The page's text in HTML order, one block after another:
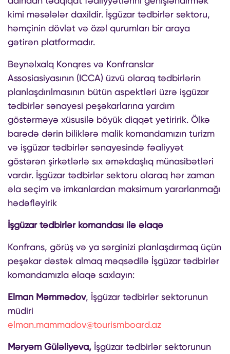
kimi məsələlər daxildir. İşgüzar tədbirlər sektoru,
həmçinin dövlət və özəl qurumları bir araya
gətirən platformadır.
Beynəlxalq Konqres və Konfranslar
Assosiasiyasının (ICCA) üzvü olaraq tədbirlərin
planlaşdırılmasının bütün aspektləri üzrə işgüzar
tədbirlər sənayesi peşəkarlarına yardım
göstərməyə xüsusilə böyük diqqət yetiririk. Ölkə
barədə dərin biliklərə malik komandamızın turizm
və işgüzar tədbirlər sənayesində fəaliyyət
göstərən şirkətlərlə sıx əməkdaşlıq münasibətləri
vardır. İşgüzar tədbirlər sektoru olaraq hər zaman
əla seçim və imkanlardan maksimum yararlanmağı
hədəfləyirik
İşgüzar tədbirlər komandası ilə əlaqə
Konfrans, görüş və ya sərginizi planlaşdırmaq üçün
peşəkar dəstək almaq məqsədilə İşgüzar tədbirlər
komandamızla əlaqə saxlayın:
Elman Məmmədov, İşgüzar tədbirlər sektorunun
müdiri
elman.mammadov@tourismboard.az
Məryəm Güləliyeva, İşgüzar tədbirlər sektorunun